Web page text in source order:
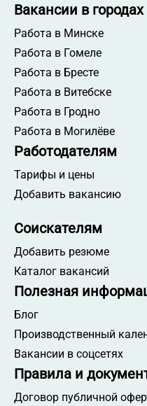
Работа
Работа сварщиком
Работа ассистентом
Работа
Работа работником
Работа
Работа менеджером
Работа начальником
Работа специалистом
Работа специалистом
Работа
Работа главным
Работа мастером
Работа начальником
Работа
Вакансии в городах
Работа в Минске
Работа в Гомеле
Работа в Бресте
Работа в Витебске
Работа в Гродно
Работа в Могилёве
Работодателям
Тарифы и цены
Добавить вакансию
Соискателям
Добавить резюме
Каталог вакансий
Полезная
Блог
Производственный
Вакансии в соцсетях
Правила и
Договор публичной